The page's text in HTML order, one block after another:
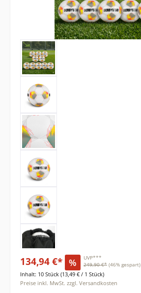
134,94 €* %
UVP***
249,90 €* (46% gespart)
Inhalt: 10 Stück (13,49 € / 1 Stück)
Preise inkl. MwSt. zzgl. Versandkosten